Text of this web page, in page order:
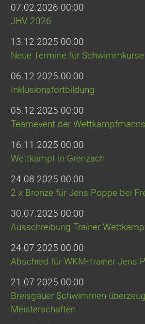
07.02.2026 00:00
JHV 2026
13.12.2025 00:00
Neue Termine für
06.12.2025 00:00
Inklusionsfortbildung
05.12.2025 00:00
Teamevent der
16.11.2025 00:00
Wettkampf in Grenzach
24.08.2025 00:00
2 x Bronze für Jens Poppe bei
30.07.2025 00:00
Ausschreibung Trainer
24.07.2025 00:00
Abschied für WKM-Trainer Jens
21.07.2025 00:00
Breisgauer Schwimmen
Meisterschaften